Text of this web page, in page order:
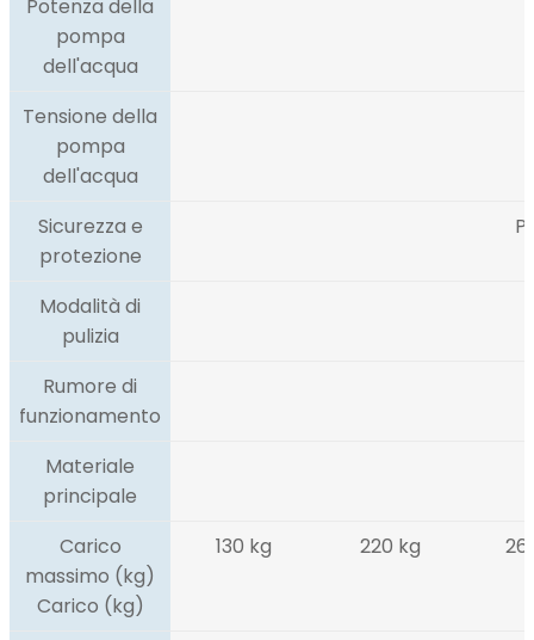
Potenza della
pompa
dell'acqua
Tensione della
pompa
dell'acqua
Sicurezza e
protezione
Modalità di
pulizia
Rumore di
funzionamento
Materiale
principale
Carico
massimo (kg)
Carico (kg)
130 kg 220 kg